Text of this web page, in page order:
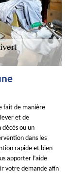
fait de manière
et de
décès ou un
dans les
rapide et bien
apporter l’aide
votre demande afin